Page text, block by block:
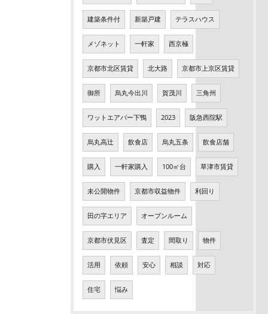
建築条件付 新築戸建 テラスハウス
メゾネット 一軒家 西京極
京都市北区賃貸 北大路 京都市上京区賃貸
御所 烏丸今出川 賀茂川 三角州
ワットエアバー下鴨 2023 阪急西院駅
烏丸高辻 飲食店 烏丸五条 飲食店舗
購入 一軒家購入 100㎡台 草津市賃貸
未公開物件 京都市収益物件 利回り
田の字エリア オープンルーム
京都市伏見区 査定 間取り 物件
活用 依頼 安心 相談 対応
住宅 悩み